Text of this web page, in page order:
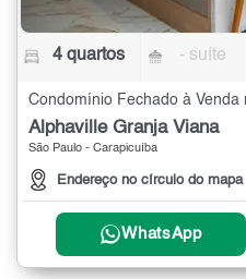
4 quartos - suíte
Alphaville Granja Viana
São Paulo - Carapicuíba
Endereço no círculo do mapa
WhatsApp